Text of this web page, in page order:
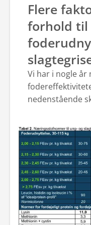
Flere
forhold til
Vi har i nogle
nedenstående